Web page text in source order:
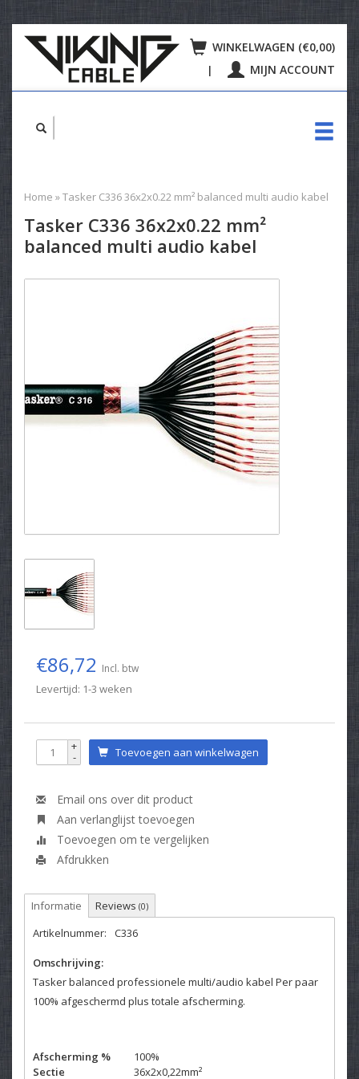
WINKELWAGEN (€0,00)
| MIJN ACCOUNT
Home »Tasker C336 36x2x0.22 mm² balanced multi audio kabel
Tasker C336 36x2x0.22 mm²
balanced multi audio kabel
€86,72 Incl. btw
Levertijd: 1-3 weken
+
- Toevoegen aan winkelwagen
Email ons over dit product
Aan verlanglijst toevoegen
Toevoegen om te vergelijken
Afdrukken
Informatie Reviews (0)
Artikelnummer: C336
Omschrijving:
Tasker balanced professionele multi/audio kabel Per paar
100% afgeschermd plus totale afscherming.
Afscherming %
100%
Sectie
36x2x0,22mm²